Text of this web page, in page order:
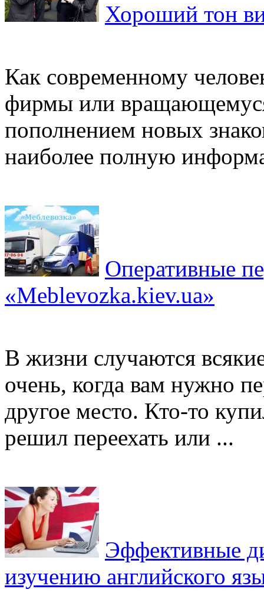
Хороший тон
Как современному
фирмы или
пополнением новых
наиболее полную
Оперативные
«Meblevozka.kiev.ua»
В жизни случаются
очень, когда вам нужно
другое место. Кто-то
решил переехать или ...
Эффективные
изучению английского